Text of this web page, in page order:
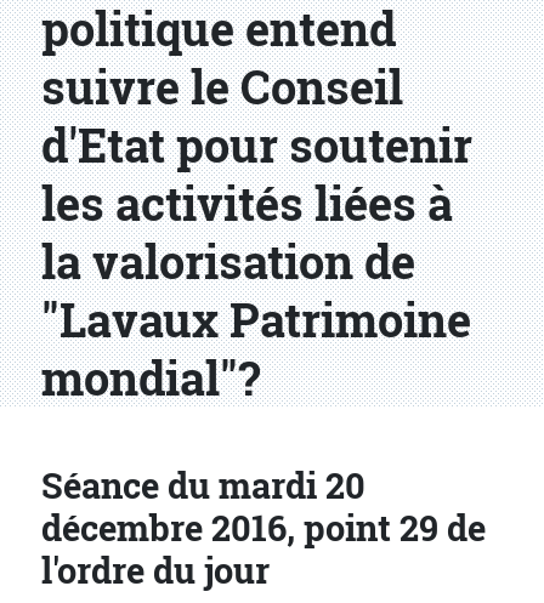
politique entend
suivre le Conseil
d'Etat pour soutenir
les activités liées à
la valorisation de
"Lavaux Patrimoine
mondial"?
Séance du mardi 20
décembre 2016, point 29 de
l'ordre du jour